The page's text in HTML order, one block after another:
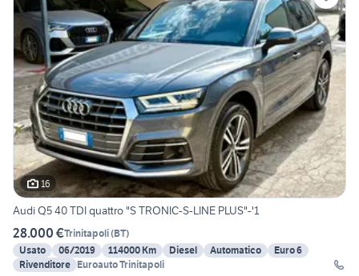
16
Audi Q5 40 TDI quattro "S TRONIC-S-LINE PLUS"-'1
28.000 €Trinitapoli(BT)
Usato
06/2019 114000 Km Diesel Automatico
Euro 6
Rivenditore Euroauto Trinitapoli